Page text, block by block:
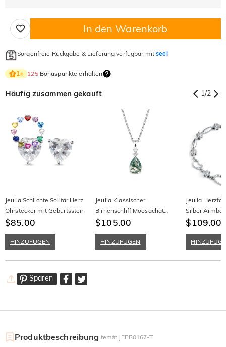
In den Warenkorb
Sorgenfreie Rückgabe & Lieferung verfügbar mitseel
1× 125Bonuspunkte erhalten
Häufig zusammen gekauft 1/2
Jeulia Schlichte Solitär Herz
Ohrstecker mit Geburtsstein
$85.00
HINZUFÜGEN
Jeulia Klassischer
Birnenschliff Moosachat
Anhänger Halskette
$105.00
HINZUFÜGEN
Jeulia
Silber
$109.00
Sparen
Produktbeschreibung Item#: JEPR0167-T